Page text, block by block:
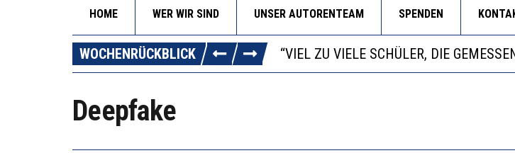
HOME WER WIR SIND UNSER AUTORENTEAM SPENDEN
WOCHENRÜCKBLICK
“WIR BEOBACHTEN EINEN
ANNA-KATHARINA ZENGER UND IHRE
DIE GANZE HILFLOSIGKEIT DES
Deepfake